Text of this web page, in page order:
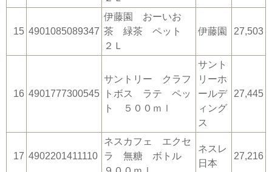
15 4901085089347
伊藤園 おーいお
茶 緑茶 ペット
２Ｌ
伊藤園 27,503
16 4901777300545
サントリー クラフ
トボス ラテ ペッ
ト ５００ｍｌ
サント
リーホ
ールデ
ィング
ス
27,445
17 4902201411110
ネスカフェ エクセ
ラ 無糖 ボトル
ネスレ
日本
27,216